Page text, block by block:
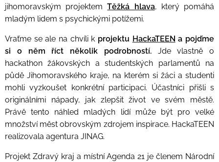
jihomoravským projektemTěžká hlava, který pomáhá
mladým lidem s psychickými potížemi.
Vraťme se ale na chvíli k projektu HackaTEEN a pojďme
si o něm říct několik podrobností.Jde vlastně o
hackathon žákovských a studentských parlamentů na
půdě Jihomoravského kraje, na kterém si žáci a studenti
mohli vyzkoušet konkrétní participaci. Účastníci přišli s
originálními nápady, jak zlepšit život ve svém městě.
Právě tento náhled mladých lidí může být pro velké
množství měst obrovským zdrojem inspirace. HackaTEEN
realizovala agentura JINAG.
Projekt Zdravý kraj a místní Agenda 21 je členem Národní